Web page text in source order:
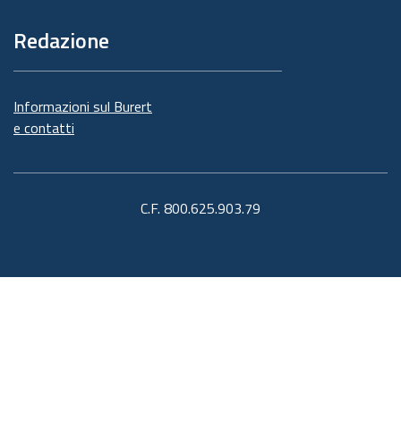
Redazione
Informazioni sul Burert
e contatti
C.F. 800.625.903.79